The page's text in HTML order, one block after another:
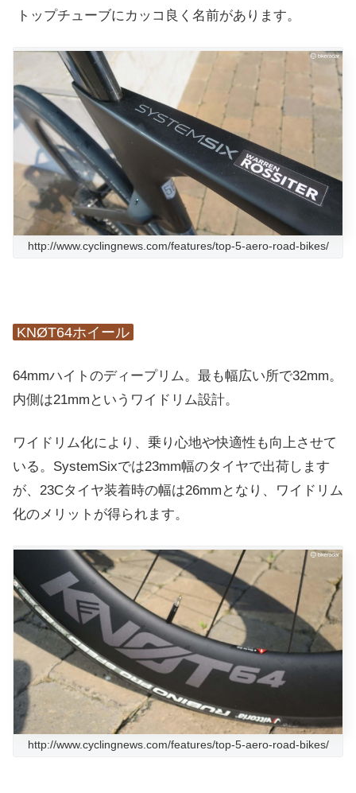
トップチューブにカッコ良く名前があります。
http://www.cyclingnews.com/features/top-5-aero-road-bikes/
KNØT64ホイール
64mmハイトのディープリム。最も幅広い所で32mm。
内側は21mmというワイドリム設計。
ワイドリム化により、乗り心地や快適性も向上させて
いる。 SystemSixでは23mm幅のタイヤで出荷します
が、23Cタイヤ装着時の幅は26mmとなり、ワイドリム
化のメリットが得られます。
http://www.cyclingnews.com/features/top-5-aero-road-bikes/